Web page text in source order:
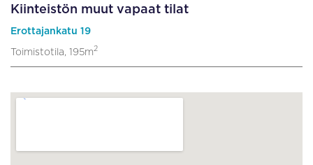
Kiinteistön muut vapaat tilat
Erottajankatu 19
Toimistotila, 195m2